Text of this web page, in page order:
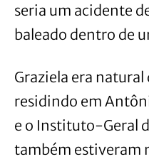
seria um acidente
baleado dentro de
Graziela era natural
residindo em
e o Instituto-Geral
também estiveram